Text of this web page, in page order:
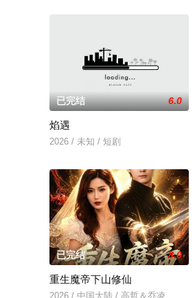
已完结 6.0
焰遇
2026 / 未知 / 短剧
已完结 8.0
重生魔帝下山修仙
2026 / 中国大陆 / 高哲＆乔凌